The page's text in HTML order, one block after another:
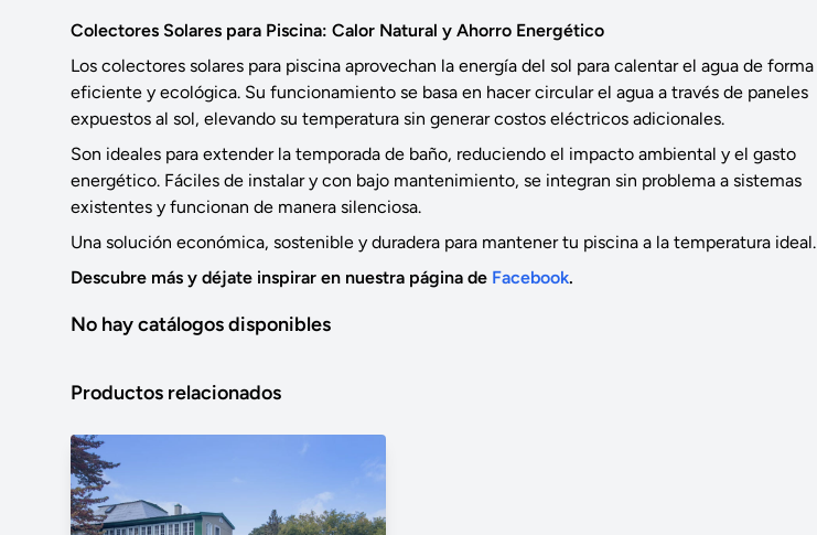
Colectores Solares para Piscina: Calor Natural y Ahorro Energético
Los colectores solares para piscina aprovechan la energía del sol para calentar el agua de forma
eficiente y ecológica. Su funcionamiento se basa en hacer circular el agua a través de paneles
expuestos al sol, elevando su temperatura sin generar costos eléctricos adicionales.
Son ideales para extender la temporada de baño, reduciendo el impacto ambiental y el gasto
energético. Fáciles de instalar y con bajo mantenimiento, se integran sin problema a sistemas
existentes y funcionan de manera silenciosa.
Una solución económica, sostenible y duradera para mantener tu piscina a la temperatura ideal.
Descubre más y déjate inspirar en nuestra página de Facebook.
No hay catálogos disponibles
Productos relacionados